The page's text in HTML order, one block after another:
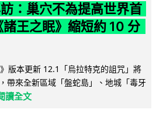
：巢穴不為提高世界首
王之眠》縮短約 10 分
版本更新 12.1「烏拉特克的詛咒」將
帶來全新區域「盤蛇島」、地城「毒牙
讀全文